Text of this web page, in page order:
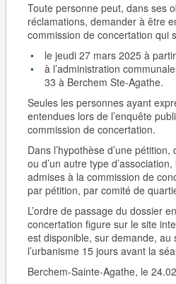
Toute personne peut, dans ses
réclamations, demander à être
commission de concertation qui
le jeudi 27 mars 2025 à
à l’administration
33 à Berchem Ste-Agathe.
Seules les personnes ayant
entendues lors de l’enquête
commission de concertation.
Dans l’hypothèse d’une
ou d’un autre type
admises à la commission de
par pétition, par comité de
L’ordre de passage du dossier
concertation figure sur le site
est disponible, sur demande, au
l’urbanisme 15 jours avant la
Berchem-Sainte-Agathe, le